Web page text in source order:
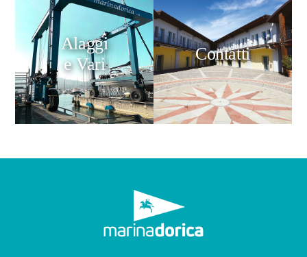
Alaggi
e Vari
Contatti